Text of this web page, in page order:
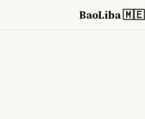
BaoLiba 🇲🇪